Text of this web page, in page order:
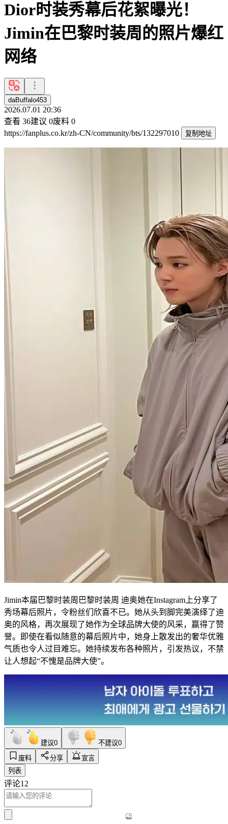
Dior时装秀幕后花絮曝光！
Jimin在巴黎时装周的照片爆红
网络
daBuffalo453
2026.07.01 20:36
查看 36建议 0废料 0
https://fanplus.co.kr/zh-CN/community/bts/132297010
复制地址
Jimin本届巴黎时装周 巴黎时装周 迪奥她在Instagram上分享了
秀场幕后照片，令粉丝们欣喜不已。她从头到脚完美演绎了迪
奥的风格，再次展现了她作为全球品牌大使的风采，赢得了赞
誉。即使在看似随意的幕后照片中，她身上散发出的奢华优雅
气质也令人过目难忘。她持续发布各种照片，引发热议，不禁
让人想起“不愧是品牌大使”。
建议0 不建议0
废料
分享
宣言
列表
评论12